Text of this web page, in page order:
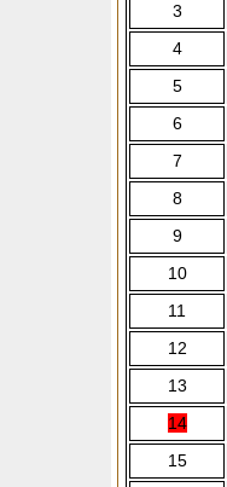
3
4
5
6
7
8
9
10
11
12
13
14
15